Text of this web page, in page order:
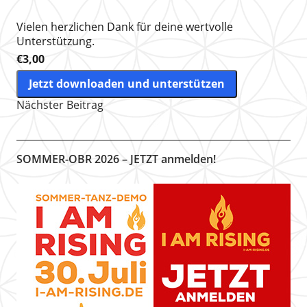
Vielen herzlichen Dank für deine wertvolle
Unterstützung.
€3,00
Jetzt downloaden und unterstützen
Nächster Beitrag
SOMMER-OBR 2026 – JETZT anmelden!